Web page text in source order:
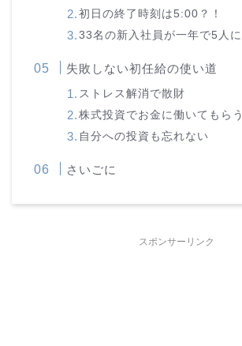
初日の終了時刻は5:00？！
33名の新入社員が一年で5人に
失敗しない初任給の使い道
ストレス解消で散財
株式投資でお金に働いてもらう
自分への投資も忘れない
さいごに
スポンサーリンク